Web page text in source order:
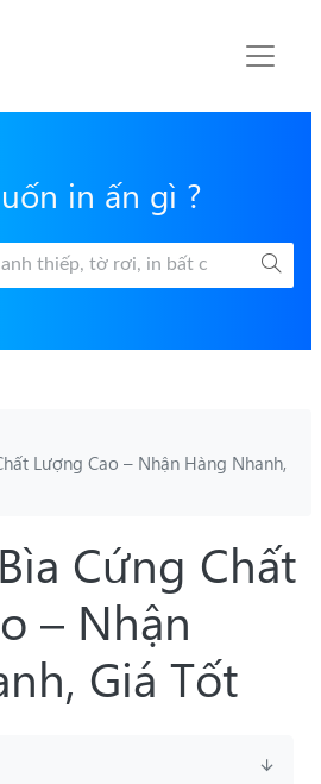
in ấn gì ?
Lượng Cao – Nhận Hàng Nhanh,
Cứng Chất
– Nhận
Giá Tốt